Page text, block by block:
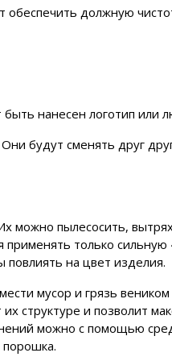
обеспечить должную
нанесен логотип или
будут сменять друг
можно пылесосить,
только
повлиять на цвет изделия.
мусор и грязь
структуре и позволит
можно с помощью
порошка.